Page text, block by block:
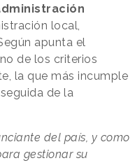
local,
apunta el
de los criterios
la que más incumple
de la
del país, y como
gestionar su